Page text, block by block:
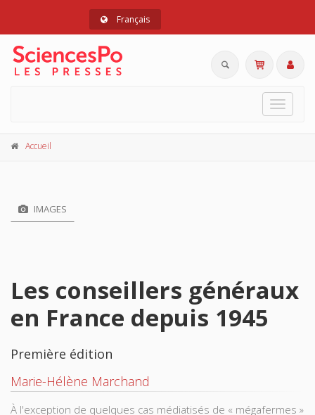
Français
Toggle
Accueil
IMAGES
Les conseillers généraux
en France depuis 1945
Première édition
Marie-Hélène Marchand
À l'exception de quelques cas médiatisés de « mégafermes »